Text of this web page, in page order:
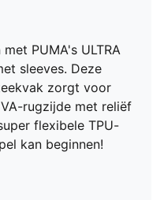
PUMA's ULTRA
sleeves. Deze
zorgt voor
rugzijde met reliëf
flexibele TPU-
kan beginnen!